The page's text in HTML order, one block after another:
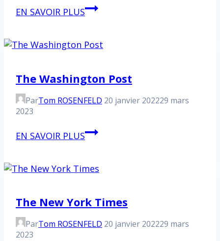
EN SAVOIR PLUSBBC
news
The Washington Post
ParTom ROSENFELD 20 janvier 202229 mars
2023
EN SAVOIR PLUSThe
Washington
The New York Times
ParTom ROSENFELD 20 janvier 202229 mars
2023